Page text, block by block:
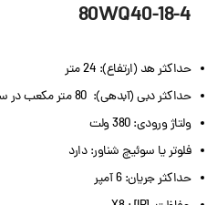
80WQ40-18-4
حداکثر هد (ارتفاع): 24 متر
حداکثر دبی (آبدهی): 80 متر مکعب در ساعت
ولتاژ ورودی: 380 ولت
فلوتر یا سوئیچ شناور: دارد
حداکثر جریان: 6 آمپر